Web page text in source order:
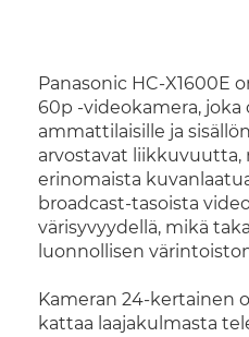
Panasonic HC-X1600E
60p -videokamera,
ammattilaisille ja
arvostavat
erinomaista
broadcast-tasoista
värisyvyydellä, mikä
luonnollisen
Kameran 24-kertainen
kattaa laajakulmasta